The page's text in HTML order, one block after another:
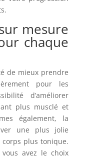
mesure
chaque
de mieux prendre
pour les
d’améliorer
plus musclé et
également, la
une plus jolie
plus tonique.
vous avez le choix